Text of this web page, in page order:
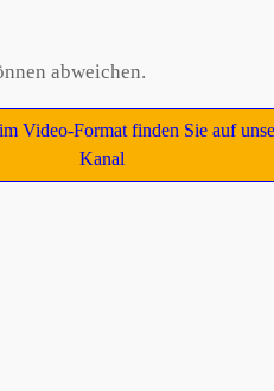
abweichen.
Video-Format finden Sie auf
Kanal